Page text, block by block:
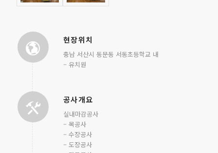
현장위치
충남 서산시 동문동 서동초등학교 내
– 유치원
공사개요
실내마감공사
– 목공사
– 수장공사
– 도장공사